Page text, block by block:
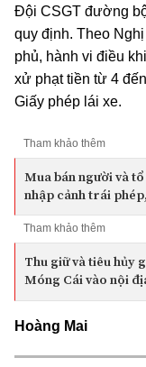
Đội CSGT đường
quy định. Theo
phủ, hành vi điều
xử phạt tiền từ 4
Giấy phép lái xe.
Tham khảo thêm
Mua bán người và
nhập cảnh trái
Tham khảo thêm
Thu giữ và tiêu hủy
Móng Cái vào nội
Hoàng Mai